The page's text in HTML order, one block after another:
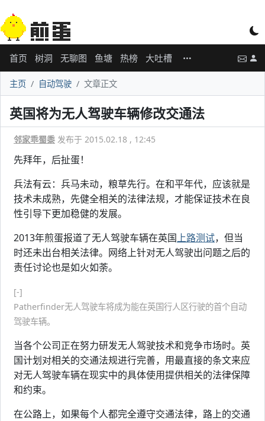
首页 树洞 无聊图 鱼塘 热榜 大吐槽
主页 自动驾驶 文章正文
英国将为无人驾驶车辆修改交通法
邻家乖蜀黍 发布于 2015.02.18 , 12:45
先拜年，后扯蛋！
兵法有云：兵马未动，粮草先行。在和平年代，应该就是
技术未成熟，先健全相关的法律法规，才能保证技术在良
性引导下更加稳健的发展。
2013年煎蛋报道了无人驾驶车辆在英国上路测试，但当
时还未出台相关法律。网络上针对无人驾驶出问题之后的
责任讨论也是如火如荼。
[-]
Patherfinder无人驾驶车将成为能在英国行人区行驶的首个自动
驾驶车辆。
当各个公司正在努力研发无人驾驶技术和竞争市场时。英
国计划对相关的交通法规进行完善，用最直接的条文来应
对无人驾驶车辆在现实中的具体使用提供相关的法律保障
和约束。
在公路上，如果每个人都完全遵守交通法律，路上的交通